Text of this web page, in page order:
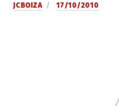
JCBOIZA 17/10/2010